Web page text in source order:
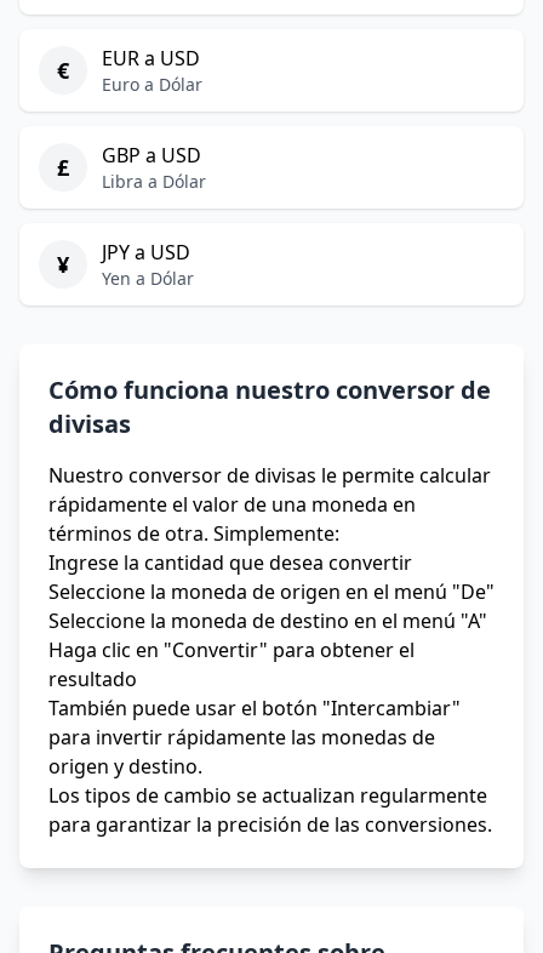
€ EUR a USD
Euro a Dólar
£ GBP a USD
Libra a Dólar
¥ JPY a USD
Yen a Dólar
Cómo funciona nuestro conversor de
divisas
Nuestro conversor de divisas le permite calcular
rápidamente el valor de una moneda en
términos de otra. Simplemente:
Ingrese la cantidad que desea convertir
Seleccione la moneda de origen en el menú "De"
Seleccione la moneda de destino en el menú "A"
Haga clic en "Convertir" para obtener el
resultado
También puede usar el botón "Intercambiar"
para invertir rápidamente las monedas de
origen y destino.
Los tipos de cambio se actualizan regularmente
para garantizar la precisión de las conversiones.